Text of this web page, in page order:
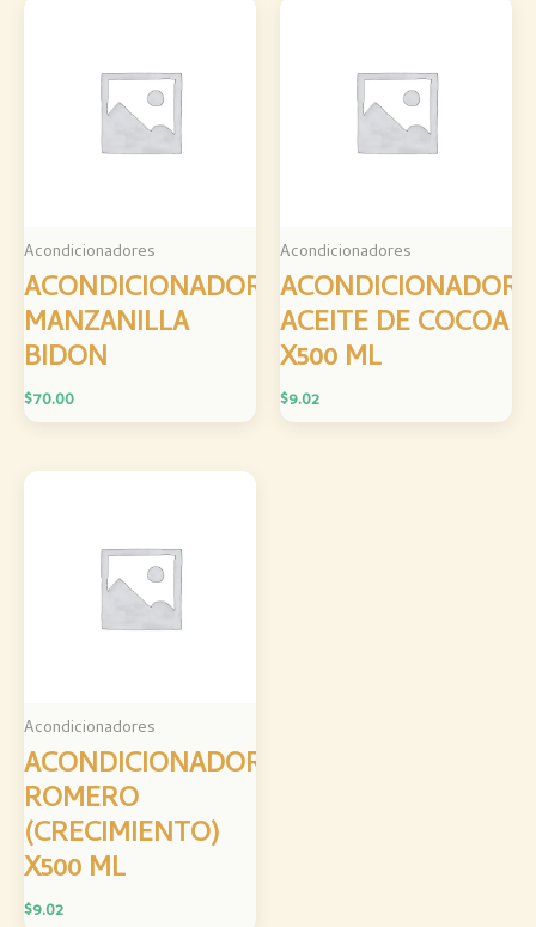
Acondicionadores
ACONDICIONADOR
MANZANILLA
BIDON
$70.00
Acondicionadores
ACONDICIONADOR
ACEITE DE COCOA
X500 ML
$9.02
Acondicionadores
ACONDICIONADOR
ROMERO
(CRECIMIENTO)
X500 ML
$9.02